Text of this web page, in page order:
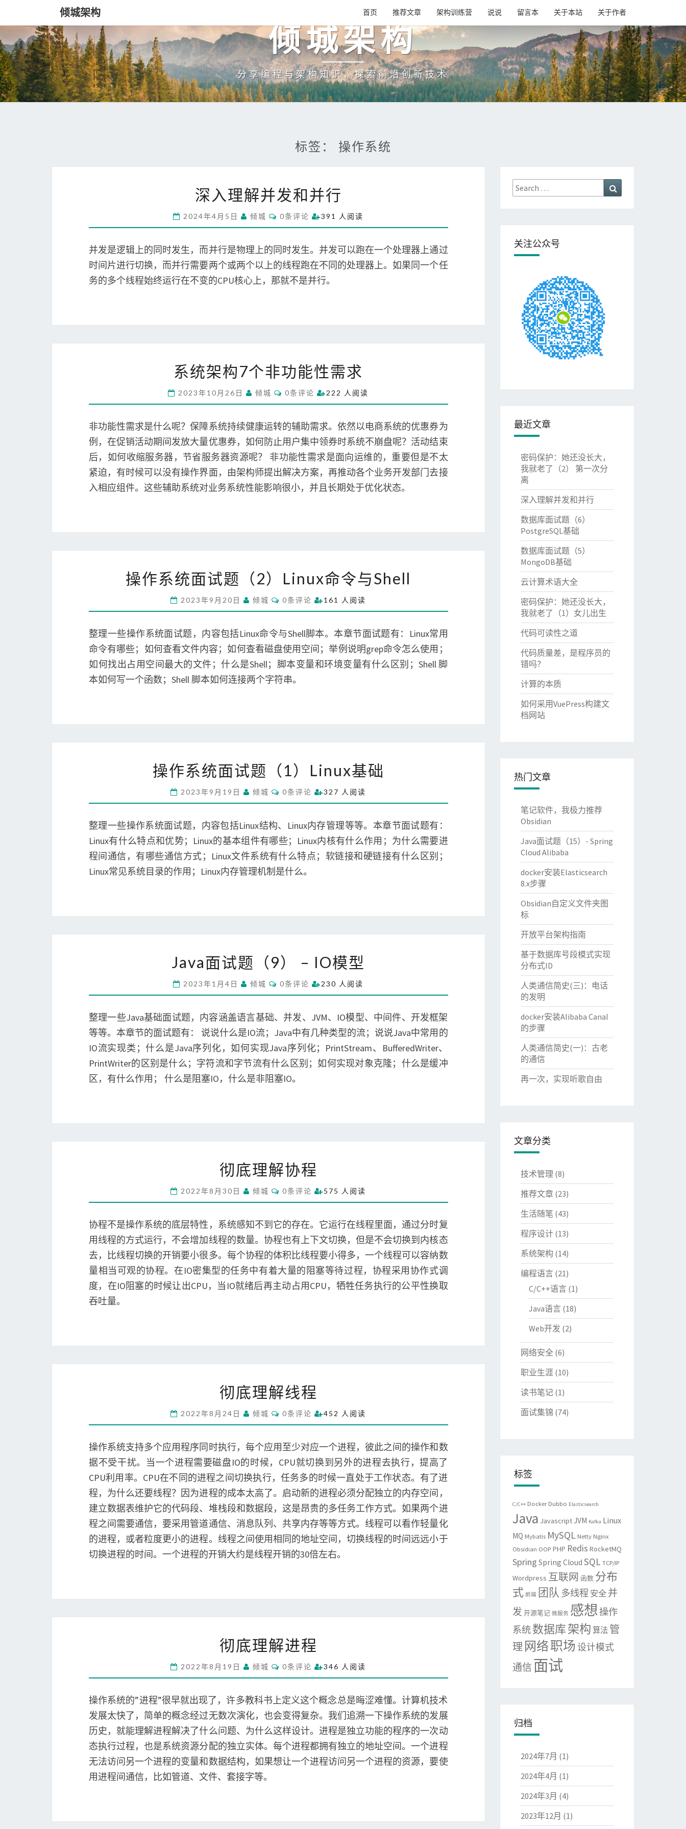
倾城架构 首页 推荐文章 架构训练营 说说 留言本 关于本站 关于作者
倾城架构
分享编程与架构知识，探索前沿创新技术
标签： 操作系统
入
解
发
和
并
行
深入理解并发和并行
2024年4月5日 倾城
C
O
M
E
N
T
S
0条评论 391 人阅读
并发是逻辑上的同时发生，而并行是物理上的同时发生。并发可以跑在一个处理器上通过
时间片进行切换，而并行需要两个或两个以上的线程跑在不同的处理器上。如果同一个任
务的多个线程始终运行在不变的CPU核心上，那就不是并行。
统
构
个
非
功
能
性
需
系统架构7个非功能性需求
2023年10月26日 倾城
C
O
M
E
N
T
S
0条评论 222 人阅读
非功能性需求是什么呢？保障系统持续健康运转的辅助需求。依然以电商系统的优惠券为
例，在促销活动期间发放大量优惠券，如何防止用户集中领券时系统不崩盘呢？活动结束
后，如何收缩服务器，节省服务器资源呢？ 非功能性需求是面向运维的，重要但是不太
紧迫，有时候可以没有操作界面，由架构师提出解决方案，再推动各个业务开发部门去接
入相应组件。这些辅助系统对业务系统性能影响很小，并且长期处于优化状态。
作
统
试
题
（
2
）
x
令
S
e
l
l
操作系统面试题（2）Linux命令与Shell
2023年9月20日 倾城
C
O
M
E
N
T
S
0条评论 161 人阅读
整理一些操作系统面试题，内容包括Linux命令与Shell脚本。本章节面试题有：Linux常用
命令有哪些；如何查看文件内容；如何查看磁盘使用空间；举例说明grep命令怎么使用；
如何找出占用空间最大的文件；什么是Shell；脚本变量和环境变量有什么区别；Shell 脚
本如何写一个函数；Shell 脚本如何连接两个字符串。
作
统
试
题
（
1
）
x
础
操作系统面试题（1）Linux基础
2023年9月19日 倾城
C
O
M
N
T
S
0条评论 327 人阅读
整理一些操作系统面试题，内容包括Linux结构、Linux内存管理等等。本章节面试题有：
Linux有什么特点和优势；Linux的基本组件有哪些；Linux内核有什么作用；为什么需要进
程间通信，有哪些通信方式；Linux文件系统有什么特点；软链接和硬链接有什么区别；
Linux常见系统目录的作用；Linux内存管理机制是什么。
a
a
试
（
9
）
–
Java面试题（9） – IO模型
2023年1月4日 倾城
C
O
M
S
0条评论 230 人阅读
整理一些Java基础面试题，内容涵盖语言基础、并发、JVM、IO模型、中间件、开发框架
等等。本章节的面试题有： 说说什么是IO流；Java中有几种类型的流；说说Java中常用的
IO流实现类；什么是Java序列化，如何实现Java序列化；PrintStream、BufferedWriter、
PrintWriter的区别是什么；字符流和字节流有什么区别；如何实现对象克隆；什么是缓冲
区，有什么作用； 什么是阻塞IO，什么是非阻塞IO。
底
解
程
彻底理解协程
2022年8月30日 倾城
C
O
M
E
N
T
S
0条评论 575 人阅读
协程不是操作系统的底层特性，系统感知不到它的存在。它运行在线程里面，通过分时复
用线程的方式运行，不会增加线程的数量。协程也有上下文切换，但是不会切换到内核态
去，比线程切换的开销要小很多。每个协程的体积比线程要小得多，一个线程可以容纳数
量相当可观的协程。在IO密集型的任务中有着大量的阻塞等待过程，协程采用协作式调
度，在IO阻塞的时候让出CPU，当IO就绪后再主动占用CPU，牺牲任务执行的公平性换取
吞吐量。
底
解
程
彻底理解线程
2022年8月24日 倾城
C
O
M
E
N
S
0条评论 452 人阅读
操作系统支持多个应用程序同时执行，每个应用至少对应一个进程，彼此之间的操作和数
据不受干扰。当一个进程需要磁盘IO的时候，CPU就切换到另外的进程去执行，提高了
CPU利用率。CPU在不同的进程之间切换执行，任务多的时候一直处于工作状态。有了进
程，为什么还要线程？因为进程的成本太高了。启动新的进程必须分配独立的内存空间，
建立数据表维护它的代码段、堆栈段和数据段，这是昂贵的多任务工作方式。如果两个进
程之间需要通信，要采用管道通信、消息队列、共享内存等等方式。线程可以看作轻量化
的进程，或者粒度更小的进程。线程之间使用相同的地址空间，切换线程的时间远远小于
切换进程的时间。一个进程的开销大约是线程开销的30倍左右。
底
解
程
彻底理解进程
2022年8月19日 倾城
C
O
M
E
N
T
S
0条评论 346 人阅读
操作系统的”进程”很早就出现了，许多教科书上定义这个概念总是晦涩难懂。计算机技术
发展太快了，简单的概念经过无数次演化，也会变得复杂。我们追溯一下操作系统的发展
历史，就能理解进程解决了什么问题、为什么这样设计。进程是独立功能的程序的一次动
态执行过程，也是系统资源分配的独立实体。每个进程都拥有独立的地址空间。一个进程
无法访问另一个进程的变量和数据结构，如果想让一个进程访问另一个进程的资源，要使
用进程间通信，比如管道、文件、套接字等。
Search
for:
关注公众号
最近文章
密码保护：她还没长大，
我就老了（2） 第一次分
离
深入理解并发和并行
数据库面试题（6）
PostgreSQL基础
数据库面试题（5）
MongoDB基础
云计算术语大全
密码保护：她还没长大，
我就老了（1）女儿出生
代码可读性之道
代码质量差，是程序员的
错吗？
计算的本质
如何采用VuePress构建文
档网站
热门文章
笔记软件，我极力推荐
Obsidian
Java面试题（15）- Spring
Cloud Alibaba
docker安装Elasticsearch
8.x步骤
Obsidian自定义文件夹图
标
开放平台架构指南
基于数据库号段模式实现
分布式ID
人类通信简史(三)：电话
的发明
docker安装Alibaba Canal
的步骤
人类通信简史(一)：古老
的通信
再一次，实现听歌自由
文章分类
技术管理 (8)
推荐文章(23)
生活随笔 (43)
程序设计(13)
系统架构 (14)
编程语言(21)
C/C++语言(1)
Java语言(18)
Web开发 (2)
网络安全(6)
职业生涯(10)
读书笔记(1)
面试集锦 (74)
标签
C/C++ Docker Dubbo Elasticsearch
Java JavascriptJVM Kafka Linux
MQ Mybatis MySQL Netty Nginx
Obsidian OOP PHP Redis RocketMQ
Spring Spring Cloud SQL TCP/IP
Wordpress 互联网 函数 分布
式 前端 团队 多线程 安全 并
发 开源笔记 微服务 感想操作
系统数据库架构 算法 管
理 网络职场设计模式
通信 面试
归档
2024年7月 (1)
2024年4月 (1)
2024年3月 (4)
2023年12月 (1)